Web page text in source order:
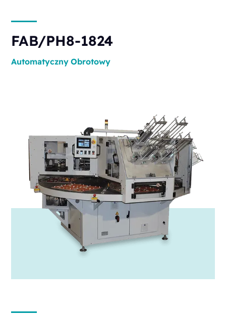
FAB/PH8-1824
Automatyczny Obrotowy